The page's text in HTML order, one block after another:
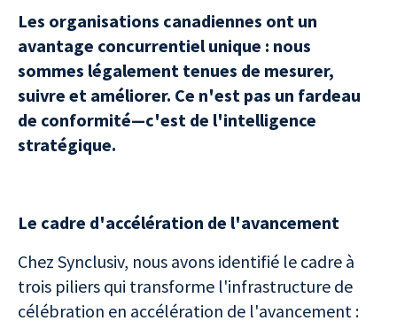
Les organisations canadiennes ont un
avantage concurrentiel unique : nous
sommes légalement tenues de mesurer,
suivre et améliorer. Ce n'est pas un fardeau
de conformité—c'est de l'intelligence
stratégique.
Le cadre d'accélération de l'avancement
Chez Synclusiv, nous avons identifié le cadre à
trois piliers qui transforme l'infrastructure de
célébration en accélération de l'avancement :